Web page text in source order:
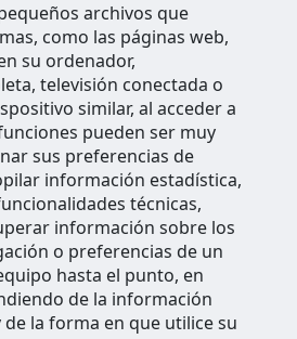
archivos que
como las páginas web,
su ordenador,
televisión conectada o
similar, al acceder a
pueden ser muy
sus preferencias de
información estadística,
técnicas,
información sobre los
o preferencias de un
hasta el punto, en
de la información
la forma en que utilice su